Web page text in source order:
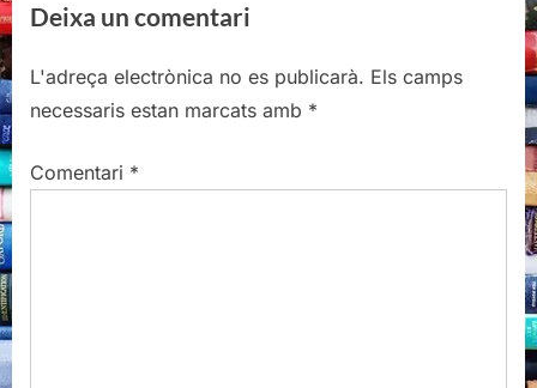
o
s
P
s
t
o
s
:
Deixa un comentari
L'adreça electrònica no es publicarà. Els camps
necessaris estan marcats amb *
Comentari *